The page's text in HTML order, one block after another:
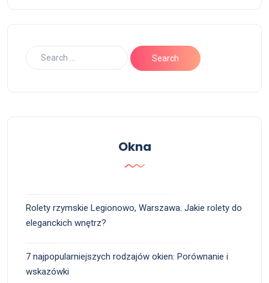
Okna
Rolety rzymskie Legionowo, Warszawa. Jakie rolety do
eleganckich wnętrz?
7 najpopularniejszych rodzajów okien: Porównanie i
wskazówki